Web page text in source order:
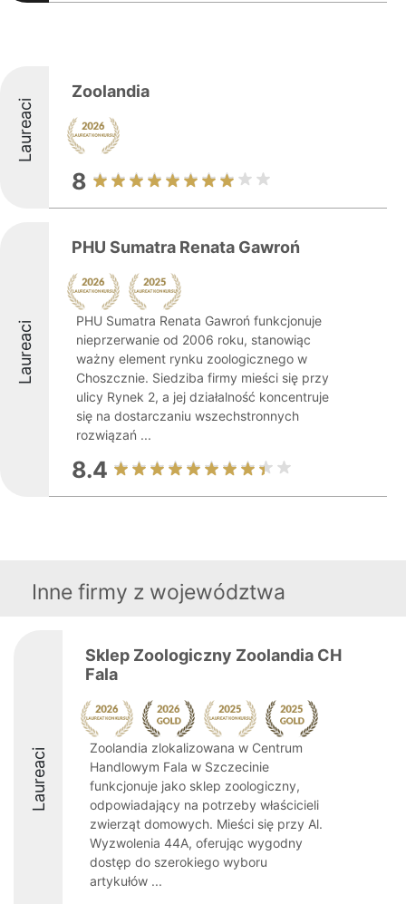
Laureaci
Zoolandia
8
Laureaci
PHU Sumatra Renata Gawroń
PHU Sumatra Renata Gawroń funkcjonuje
nieprzerwanie od 2006 roku, stanowiąc
ważny element rynku zoologicznego w
Choszcznie. Siedziba firmy mieści się przy
ulicy Rynek 2, a jej działalność koncentruje
się na dostarczaniu wszechstronnych
rozwiązań ...
8.4
Inne firmy z województwa
Laureaci
Sklep Zoologiczny Zoolandia CH
Fala
Zoolandia zlokalizowana w Centrum
Handlowym Fala w Szczecinie
funkcjonuje jako sklep zoologiczny,
odpowiadający na potrzeby właścicieli
zwierząt domowych. Mieści się przy Al.
Wyzwolenia 44A, oferując wygodny
dostęp do szerokiego wyboru
artykułów ...